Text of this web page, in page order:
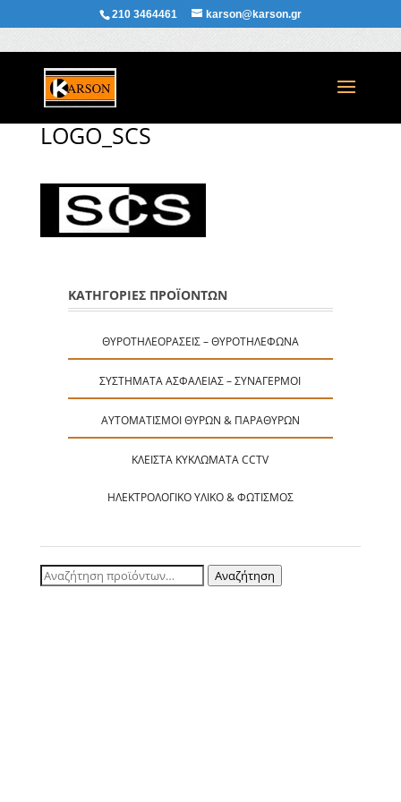
210 3464461 karson@karson.gr
LOGO_SCS
ΚΑΤΗΓΟΡΙΕΣ ΠΡΟΪΟΝΤΩΝ
ΘΥΡΟΤΗΛΕΟΡΆΣΕΙΣ – ΘΥΡΟΤΗΛΈΦΩΝΑ
ΣΥΣΤΉΜΑΤΑ ΑΣΦΑΛΕΊΑΣ – ΣΥΝΑΓΕΡΜΟΊ
ΑΥΤΟΜΑΤΙΣΜΟΊ ΘΥΡΏΝ & ΠΑΡΑΘΎΡΩΝ
ΚΛΕΙΣΤΆ ΚΥΚΛΏΜΑΤΑ CCTV
ΗΛΕΚΤΡΟΛΟΓΙΚΌ ΥΛΙΚΌ & ΦΩΤΙΣΜΌΣ
Αναζήτηση
Αναζήτηση